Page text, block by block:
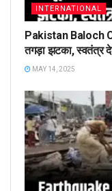
INTERNATIONAL
Pakistan Baloch
तगड़ा झटका, स्वतंत्र
MAY 14, 2025